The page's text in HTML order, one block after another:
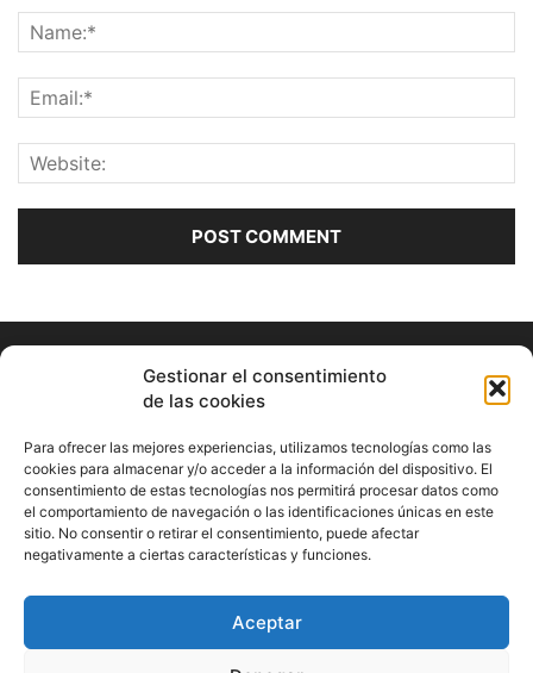
Gestionar el consentimiento
de las cookies
Para ofrecer las mejores experiencias, utilizamos tecnologías como las
cookies para almacenar y/o acceder a la información del dispositivo. El
consentimiento de estas tecnologías nos permitirá procesar datos como
el comportamiento de navegación o las identificaciones únicas en este
sitio. No consentir o retirar el consentimiento, puede afectar
negativamente a ciertas características y funciones.
Aceptar
ABOUT US
Información Cultural de Málaga y otros de interés general
Contact us:musicamalaga55@gmail.com